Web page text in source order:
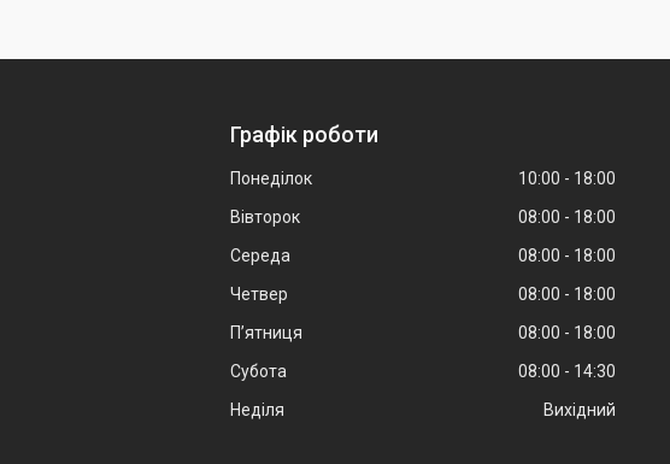
Графік роботи
Понеділок 10:00
18:00
Вівторок
08:00
18:00
Середа
08:00
18:00
Четвер
08:00
18:00
Пʼятниця
08:00
18:00
Субота
08:00
14:30
Неділя
Вихідний